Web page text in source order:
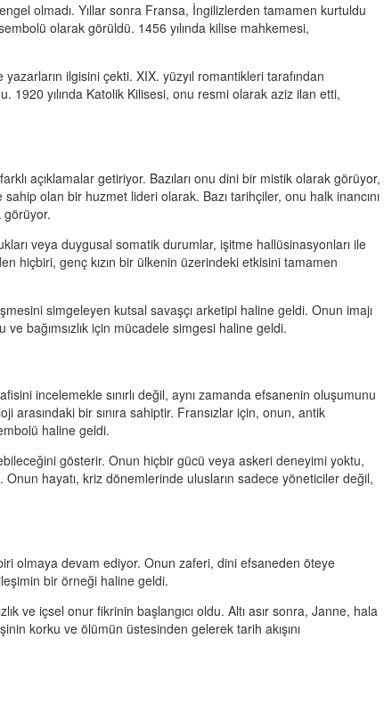
olmadı. Yıllar sonra Fransa, İngilizlerden tamamen kurtuldu
olarak görüldü. 1456 yılında kilise mahkemesi,
ilgisini çekti. XIX. yüzyıl romantikleri tarafından
1920 yılında Katolik Kilisesi, onu resmi olarak aziz ilan etti,
açıklamalar getiriyor. Bazıları onu dini bir mistik olarak görüyor,
olan bir huzmet lideri olarak. Bazı tarihçiler, onu halk inancını
görüyor.
veya duygusal somatik durumlar, işitme hallüsinasyonları ile
hiçbiri, genç kızın bir ülkenin üzerindeki etkisini tamamen
simgeleyen kutsal savaşçı arketipi haline geldi. Onun imajı
bağımsızlık için mücadele simgesi haline geldi.
incelemekle sınırlı değil, aynı zamanda efsanenin oluşumunu
bir sınıra sahiptir. Fransızlar için, onun, antik
haline geldi.
gösterir. Onun hiçbir gücü veya askeri deneyimi yoktu,
Onun hayatı, kriz dönemlerinde ulusların sadece yöneticiler değil,
olmaya devam ediyor. Onun zaferi, dini efsaneden öteye
bir örneği haline geldi.
ve içsel onur fikrinin başlangıcı oldu. Altı asır sonra, Janne, hala
korku ve ölümün üstesinden gelerek tarih akışını